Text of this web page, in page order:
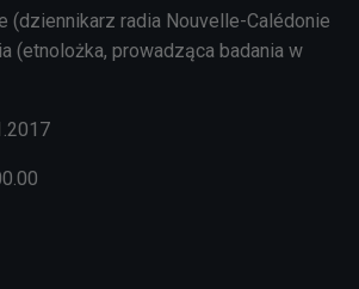
(dziennikarz radia Nouvelle-Calédonie
(etnolożka, prowadząca badania w